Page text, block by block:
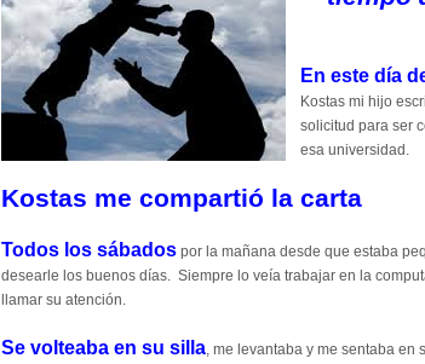
En este día
Kostas mi hijo
solicitud para ser
esa universidad.
Kostas me compartió la carta
Todos los sábados por la mañana desde que estaba
desearle los buenos días. Siempre lo veía trabajar en la
llamar su atención.
Se volteaba en su silla, me levantaba y me sentaba